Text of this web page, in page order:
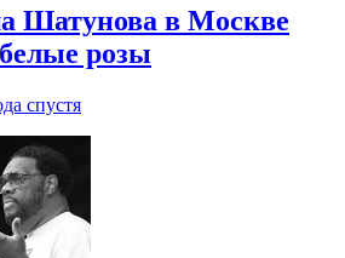
Шатунова в Москве
розы
спустя